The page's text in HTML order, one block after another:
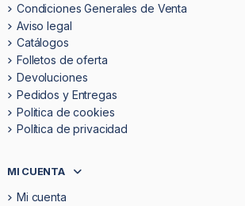
Condiciones Generales de Venta
Aviso legal
Catálogos
Folletos de oferta
Devoluciones
Pedidos y Entregas
Politica de cookies
Política de privacidad
MI CUENTA
Mi cuenta